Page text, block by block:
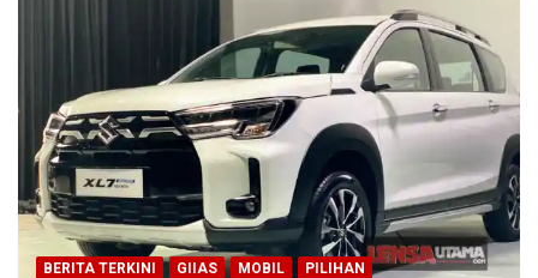
BERITA TERKINI GIIAS MOBIL PILIHAN